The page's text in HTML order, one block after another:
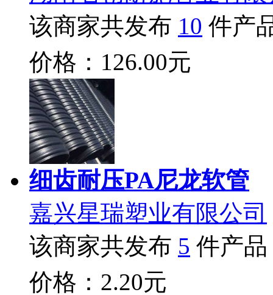
该商家共发布 10 件产
价格：126.00元
细齿耐压PA尼龙软管
嘉兴星瑞塑业有限公司
该商家共发布 5 件产品
价格：2.20元